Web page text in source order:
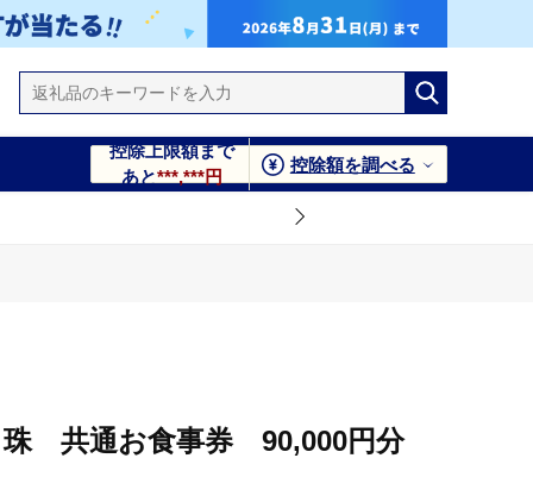
控除上限額まで
あと***,***円
控除額を調べる
珠 共通お食事券 90,000円分